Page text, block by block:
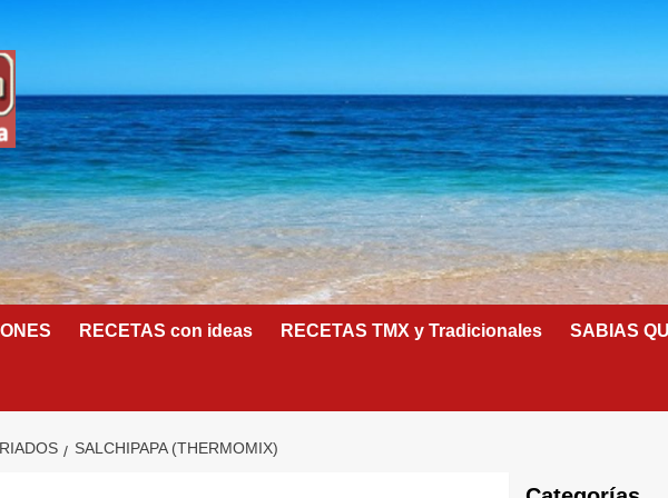
RECETAS con ideas RECETAS TMX y Tradicionales SABIAS
SALCHIPAPA (THERMOMIX)